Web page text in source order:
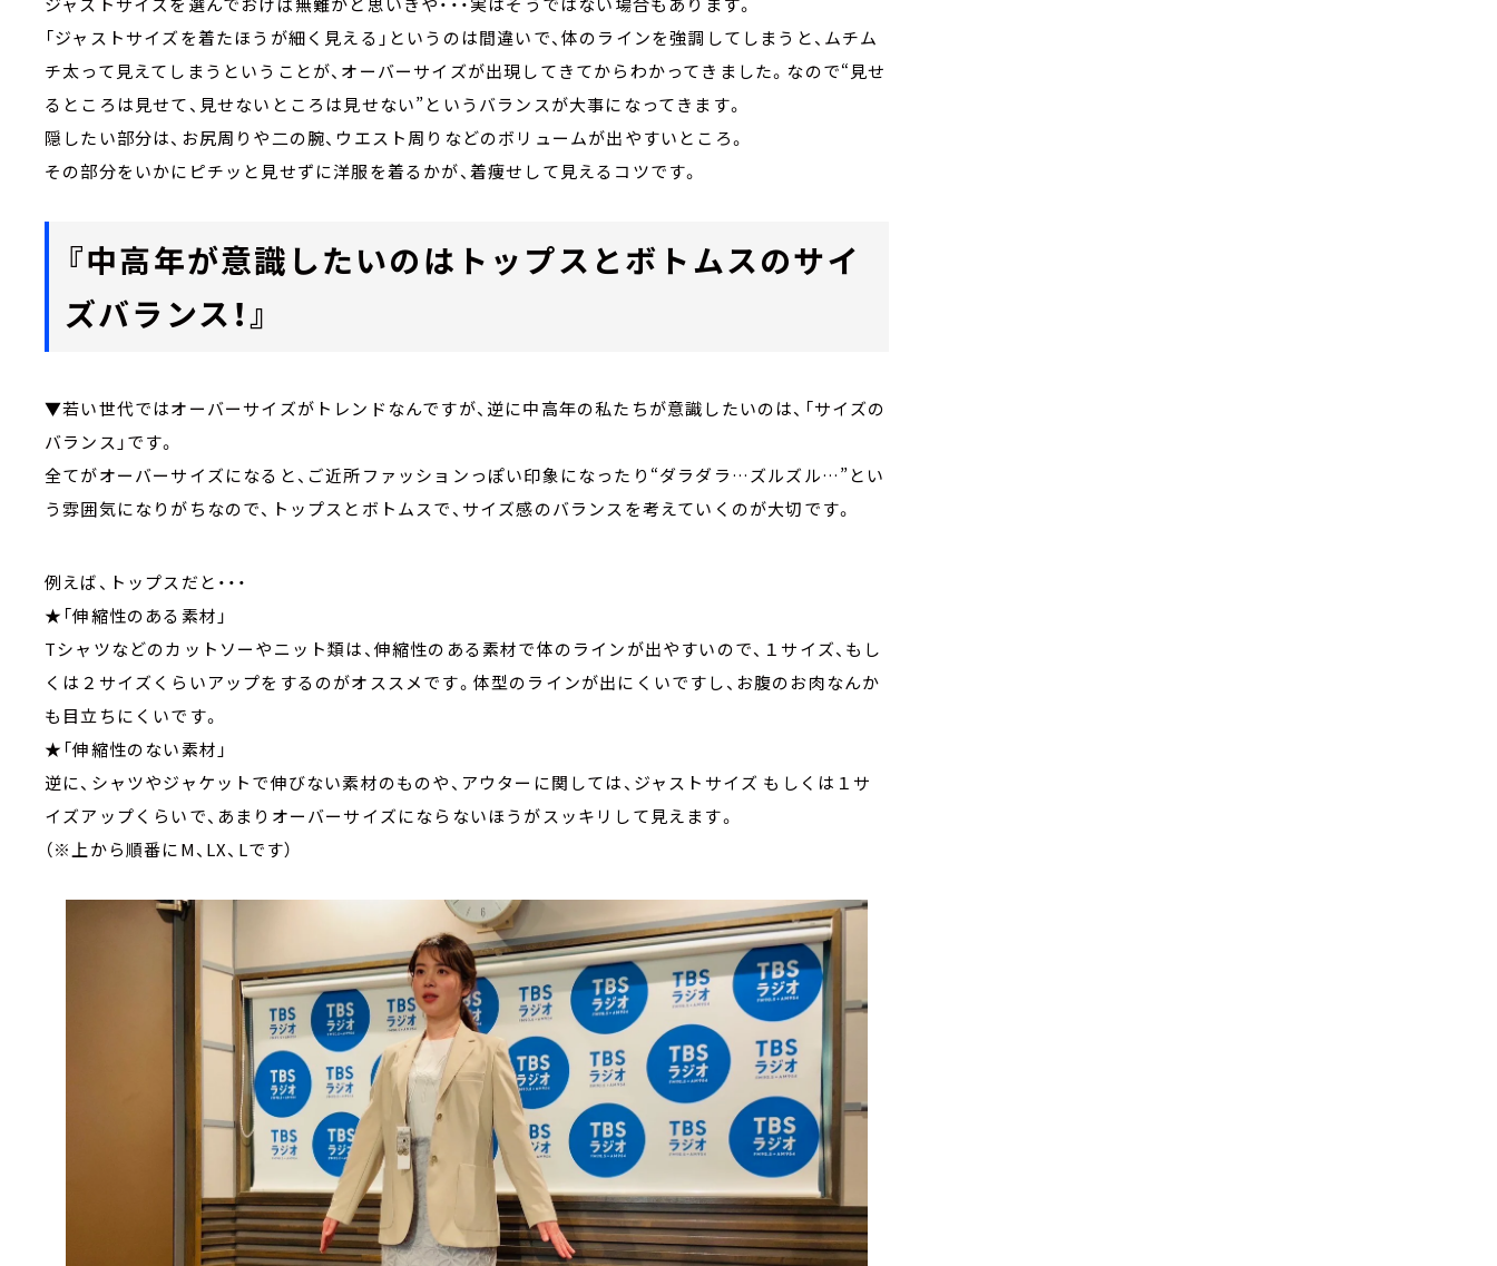
「ジャストサイズを着たほうが細く見える」というのは間違いで、体のラインを強調してしまうと、ムチム
チ太って見えてしまうということが、オーバーサイズが出現してきてからわかってきました。なので“見せ
るところは見せて、見せないところは見せない”というバランスが大事になってきます。
隠したい部分は、お尻周りや二の腕、ウエスト周りなどのボリュームが出やすいところ。
その部分をいかにピチッと見せずに洋服を着るかが、着痩せして見えるコツです。
『中高年が意識したいのはトップスとボトムスのサイ
ズバランス！』
▼若い世代ではオーバーサイズがトレンドなんですが、逆に中高年の私たちが意識したいのは、「サイズの
バランス」です。
全てがオーバーサイズになると、ご近所ファッションっぽい印象になったり“ダラダラ…ズルズル…”とい
う雰囲気になりがちなので、トップスとボトムスで、サイズ感のバランスを考えていくのが大切です。
例えば、トップスだと・・・
★「伸縮性のある素材」
Tシャツなどのカットソーやニット類は、伸縮性のある素材で体のラインが出やすいので、１サイズ、もし
くは２サイズくらいアップをするのがオススメです。体型のラインが出にくいですし、お腹のお肉なんか
も目立ちにくいです。
★「伸縮性のない素材」
逆に、シャツやジャケットで伸びない素材のものや、アウターに関しては、ジャストサイズ もしくは１サ
イズアップくらいで、あまりオーバーサイズにならないほうがスッキリして見えます。
（※上から順番にM、LX、Lです）